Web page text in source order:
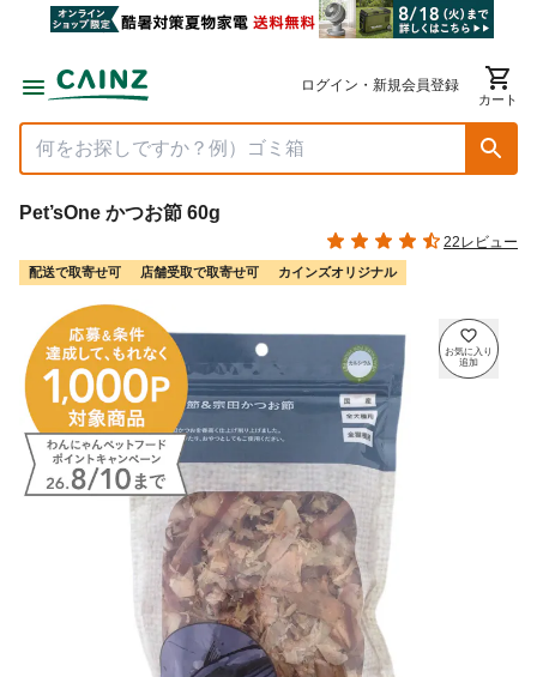
ログイン・新規会員登録
カート
Pet’sOne かつお節 60g
22レビュー
配送で取寄せ可 店舗受取で取寄せ可 カインズオリジナル